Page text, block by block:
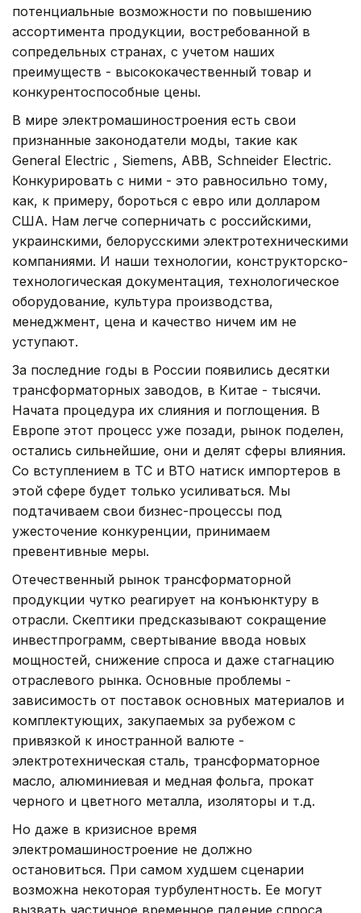
потенциальные возможности по повышению
ассортимента продукции, востребованной в
сопредельных странах, с учетом наших
преимуществ - высококачественный товар и
конкурентоспособные цены.
В мире электромашиностроения есть свои
признанные законодатели моды, такие как
General Electric , Siemens, ABB, Sсhneider Electric.
Конкурировать с ними - это равносильно тому,
как, к примеру, бороться с евро или долларом
США. Нам легче соперничать с российскими,
украинскими, белорусскими электротехническими
компаниями. И наши технологии, конструкторско-
технологическая документация, технологическое
оборудование, культура производства,
менеджмент, цена и качество ничем им не
уступают.
За последние годы в России появились десятки
трансформаторных заводов, в Китае - тысячи.
Начата процедура их слияния и поглощения. В
Европе этот процесс уже позади, рынок поделен,
остались сильнейшие, они и делят сферы влияния.
Со вступлением в ТС и ВТО натиск импортеров в
этой сфере будет только усиливаться. Мы
подтачиваем свои бизнес-процессы под
ужесточение конкуренции, принимаем
превентивные меры.
Отечественный рынок трансформаторной
продукции чутко реагирует на конъюнктуру в
отрасли. Скептики предсказывают сокращение
инвестпрограмм, свертывание ввода новых
мощностей, снижение спроса и даже стагнацию
отраслевого рынка. Основные проблемы -
зависимость от поставок основных материалов и
комплектующих, закупаемых за рубежом с
привязкой к иностранной валюте -
электротехническая сталь, трансформаторное
масло, алюминиевая и медная фольга, прокат
черного и цветного металла, изоляторы и т.д.
Но даже в кризисное время
электромашиностроение не должно
остановиться. При самом худшем сценарии
возможна некоторая турбулентность. Ее могут
вызвать частичное временное падение спроса,